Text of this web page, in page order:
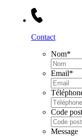
Contact
Nom*
Email*
Code
Message